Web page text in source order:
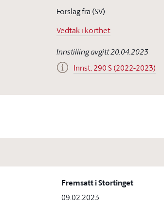
Forslag fra (SV)
Vedtak i korthet
Innstilling avgitt 20.04.2023
Innst. 290 S (2022-2023)
Fremsatt i Stortinget
09.02.2023